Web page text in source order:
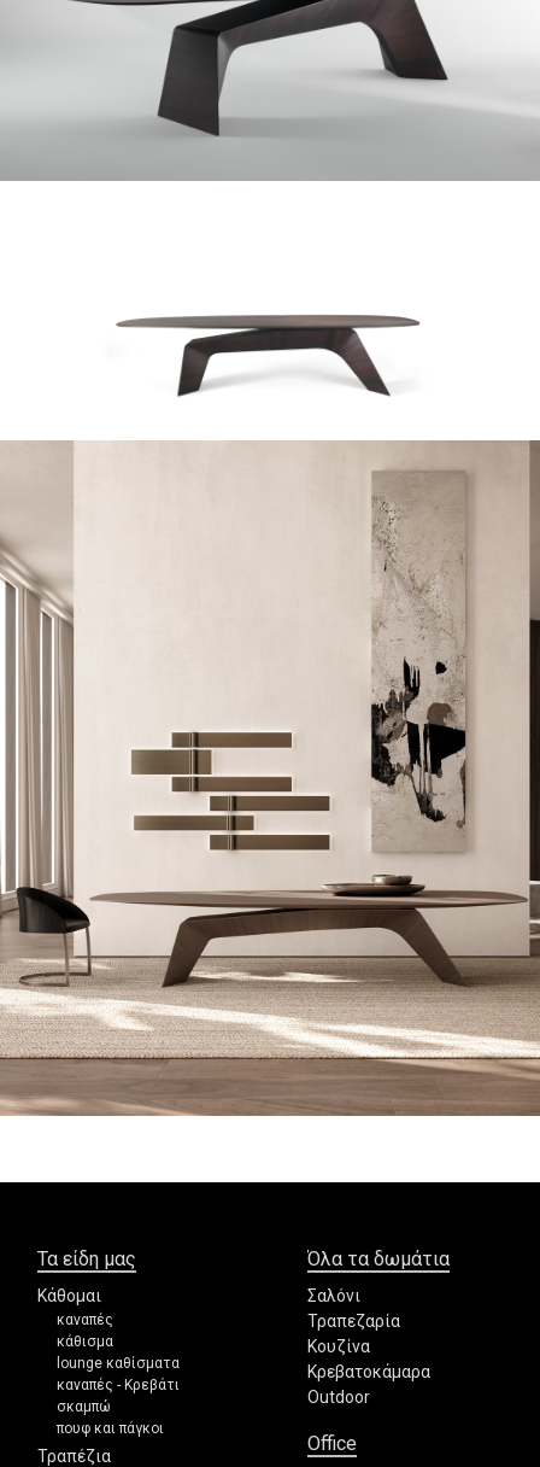
Τα είδη μας
Κάθομαι
καναπές
κάθισμα
lounge καθίσματα
καναπές - Κρεβάτι
σκαμπώ
πουφ και πάγκοι
Τραπέζια
Όλα τα δωμάτια
Σαλόνι
Τραπεζαρία
Κουζίνα
Κρεβατοκάμαρα
Outdoor
Office